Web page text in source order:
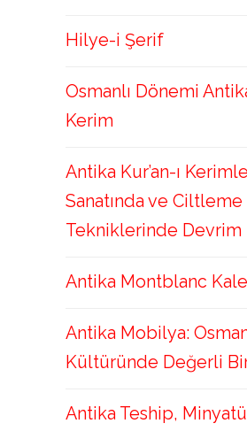
Hilye-i Şerif
Osmanlı Dönemi
Kerim
Antika Kur’an-ı
Sanatında ve Ciltleme
Tekniklerinde Devrim
Antika Montblanc
Antika Mobilya:
Kültüründe Değerli
Antika Teship,